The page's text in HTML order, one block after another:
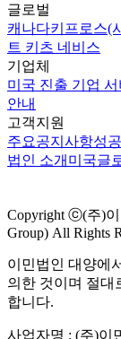
글로벌
캐나다키프로스(
트 키츠 네비스
기업체
미국 진출 기업 서
안내
고객지원
주요공지사항성
법인 소개 미국글
Copyright ⓒ(주)이
Group) All Rights
이민법인 대양에
의한 것이며 절대
합니다.
사업자명 : (주)이